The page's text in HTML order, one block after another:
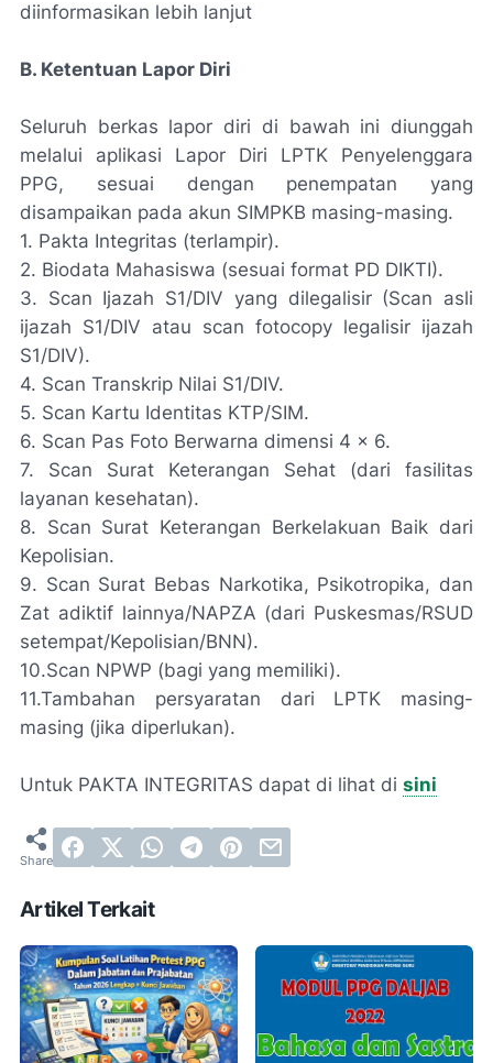
diinformasikan lebih lanjut
B. Ketentuan Lapor Diri
Seluruh berkas lapor diri di bawah ini diunggah
melalui aplikasi Lapor Diri LPTK Penyelenggara
PPG, sesuai dengan penempatan yang
disampaikan pada akun SIMPKB masing-masing.
1. Pakta Integritas (terlampir).
2. Biodata Mahasiswa (sesuai format PD DIKTI).
3. Scan Ijazah S1/DIV yang dilegalisir (Scan asli
ijazah S1/DIV atau scan fotocopy legalisir ijazah
S1/DIV).
4. Scan Transkrip Nilai S1/DIV.
5. Scan Kartu Identitas KTP/SIM.
6. Scan Pas Foto Berwarna dimensi 4 x 6.
7. Scan Surat Keterangan Sehat (dari fasilitas
layanan kesehatan).
8. Scan Surat Keterangan Berkelakuan Baik dari
Kepolisian.
9. Scan Surat Bebas Narkotika, Psikotropika, dan
Zat adiktif lainnya/NAPZA (dari Puskesmas/RSUD
setempat/Kepolisian/BNN).
10.Scan NPWP (bagi yang memiliki).
11.Tambahan persyaratan dari LPTK masing-
masing (jika diperlukan).
Untuk PAKTA INTEGRITAS dapat di lihat di sini
Artikel Terkait